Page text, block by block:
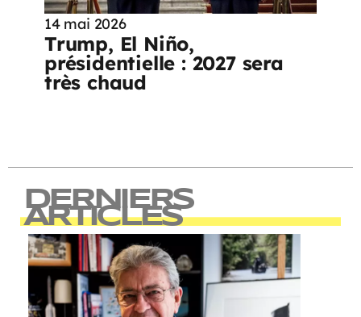
14 mai 2026
Trump, El Niño,
présidentielle : 2027 sera
très chaud
DERNIERS
ARTICLES